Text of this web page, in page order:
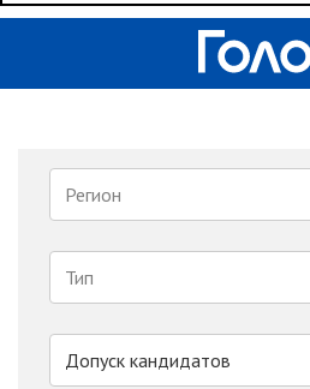
Регион
Тип
Допуск кандидатов